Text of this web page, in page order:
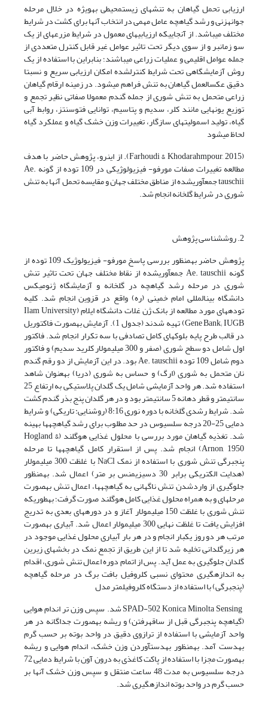
ارزیابی تحمل گیاهان به تنشهای زیستمحیطی بهویژه در خلال مرحله
جوانهزنی و رشد گیاهچه عامل مهمی در انتخاب آنها برای کشت در شرایط
مختلف میباشد. از آنجاییکه ارزیابیهای معمول در شرایط مزرعهای از یک
سو زمانبر و از سوی دیگر تحت تاثیر عوامل غیر قابل کنترل متعددی از
جمله عوامل اقلیمی و عملیات زراعی میباشند؛ بنابراین با استفاده از یک
روش آزمایشگاهی تحت شرایط کنترلشده امکان ارزیابی سریع و نسبتا
دقیق عکسالعمل گیاهان به تنش فراهم میشود. در زمینه ارقام گیاهان
زراعی متحمل به تنش شوری از جمله گندم معمولا صفاتی نظیر تجمع و
توزیع یونهایی مانند کلر، سدیم و پتاسیم، توانایی فتوسنتز، روابط آبی
گیاه، تولید اسمولیتهای سازگار، تغییرات وزن خشک گیاه و عملکرد گیاه
لحاظ میشود
(Farhoudi & Khodarahmpour, 2015). از اینرو، پژوهش حاضر با هدف
مطالعه تغییرات صفات مورفو- فیزیولوژیکی در 109 توده از گونه Ae.
tauschii جمعآوریشده از مناطق مختلف جهان و مقایسه تحمل آنها به تنش
شوری در شرایط گلخانه انجام شد.
2. روششناسی پژوهش
پژوهش حاضر بهمنظور بررسی پاسخ مورفو- فیزیولوژیک 109 توده از
گونه Ae. tauschii جمعآوریشده از نقاط مختلف جهان تحت تاثیر تنش
شوری در مرحله رشد گیاهچه در گلخانه و آزمایشگاه ژنومیکس
دانشگاه بینالمللی امام خمینی (ره) واقع در قزوین انجام شد. کلیه
تودههای مورد مطالعه از بانک ژن غلات دانشگاه ایلام (Ilam University
Gene Bank; IUGB) تهیه شدند (جدول 1). آزمایش بهصورت فاکتوریل
در قالب طرح پایه بلوکهای کامل تصادفی با سه تکرار انجام شد. فاکتور
اول شامل دو سطح شوری (صفر و 300 میلیمولار کلرید سدیم) و فاکتور
دوم شامل 109 توده Ae. tauschii بود. در این آزمایش از دو رقم گندم
نان متحمل به شوری (ارگ) و حساس به شوری (دریا) بهعنوان شاهد
استفاده شد. هر واحد آزمایشی شامل یک گلدان پلاستیکی به ارتفاع 25
سانتیمتر و قطر دهانه 5 سانتیمتر بود و در هر گلدان پنج بذر گندم کشت
شد. شرایط رشدی گلخانه با دوره نوری 8:16 (روشنایی: تاریکی) و شرایط
دمایی 25-20 درجه سلسیوس در حد مطلوب برای رشد گیاهچهها بهینه
شد. تغذیه گیاهان مورد بررسی با محلول غذایی هوگلند (Hogland &
Arnon, 1950) انجام شد. پس از استقرار کامل گیاهچهها تا مرحله
پنجبرگی تنش شوری با استفاده از نمک NaCl با غلظت 300 میلیمولار
(هدایت الکتریکی برابر 30 دسیزیمنس بر متر) اعمال شد. بهمنظور
جلوگیری از واردشدن تنش ناگهانی به گیاهچهها، اعمال تنش بهصورت
مرحلهای و به همراه محلول غذایی کامل هوگلند صورت گرفت؛ بهطوریکه
تنش شوری با غلظت 150 میلیمولار آغاز و در دورههای بعدی به تدریج
افزایش یافت تا غلظت نهایی 300 میلیمولار اعمال شد. آبیاری بهصورت
مرتب هر دو روز یکبار انجام و در هر بار آبیاری محلول غذایی موجود در
هر زیرگلدانی تخلیه شد تا از این طریق از تجمع نمک در بخشهای زیرین
گلدان جلوگیری به عمل آید. پس از اتمام دوره اعمال تنش شوری، اقدام
به اندازهگیری محتوای نسبی کلروفیل بافت برگ در مرحله گیاهچه
(پنجبرگی) با استفاده از دستگاه کلروفیلمتر مدل
SPAD-502 Konica Minolta Sensing شد. سپس وزن تر اندام هوایی
(گیاهچه پنجبرگی قبل از ساقهرفتن) و ریشه بهصورت جداگانه در هر
واحد آزمایشی با استفاده از ترازوی دقیق در واحد بوته بر حسب گرم
بهدست آمد. بهمنظور بهدستآوردن وزن خشک، اندام هوایی و ریشه
بهصورت مجزا با استفاده از پاکت کاغذی به درون آون با شرایط دمایی 72
درجه سلسیوس به مدت 48 ساعت منتقل و سپس وزن خشک آنها بر
حسب گرم در واحد بوته اندازهگیری شد.